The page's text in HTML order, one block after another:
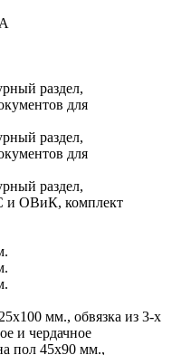
раздел,
для
раздел,
для
раздел,
и ОВиК, комплект
мм., обвязка из 3-х
и чердачное
пол 45х90 мм.,